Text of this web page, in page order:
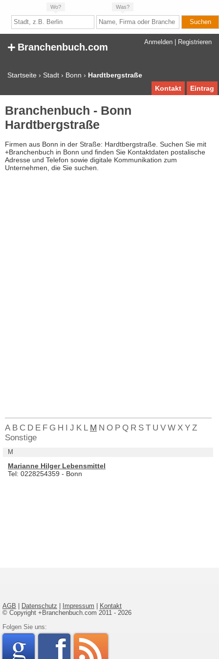
Wo? Was?
Anmelden Registrieren
+ Branchenbuch.com
Startseite › Stadt › Bonn › Hardtbergstraße
Eintrag
Kontakt
Branchenbuch - Bonn
Hardtbergstraße
Firmen aus Bonn in der Straße: Hardtbergstraße. Suchen Sie mit
+Branchenbuch in Bonn und finden Sie Kontaktdaten postalische
Adresse und Telefon sowie digitale Kommunikation zum
Unternehmen, die Sie suchen.
A B C D E F G H I J K L M N O P Q R S T U V W X Y Z
Sonstige
M
Marianne Hilger Lebensmittel
Tel: 0228254359 - Bonn
AGB Datenschutz Impressum
Kontakt
© Copyright +Branchenbuch.com 2011 - 2026
Folgen Sie uns:
google